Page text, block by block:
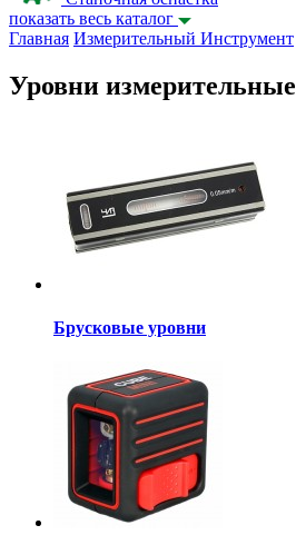
показать весь каталог
Главная Измерительный Инструмент
Уровни измерительные
Брусковые уровни